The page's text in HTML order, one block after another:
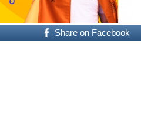
Share on Facebook